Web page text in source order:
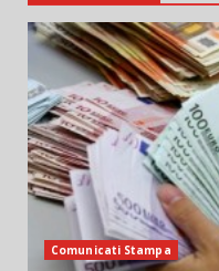
Comunicati Stampa